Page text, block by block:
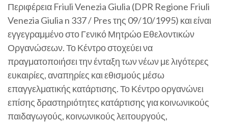
Περιφέρεια Friuli Venezia Giulia (DPR Regione Friuli
Venezia Giulia n 337 / Pres της 09/10/1995) και είναι
εγγεγραμμένο στο Γενικό Μητρώο Εθελοντικών
Οργανώσεων. Το Κέντρο στοχεύει να
πραγματοποιήσει την ένταξη των νέων με λιγότερες
ευκαιρίες, αναπηρίες και εθισμούς μέσω
επαγγελματικής κατάρτισης. Το Κέντρο οργανώνει
επίσης δραστηριότητες κατάρτισης για κοινωνικούς
παιδαγωγούς, κοινωνικούς λειτουργούς,